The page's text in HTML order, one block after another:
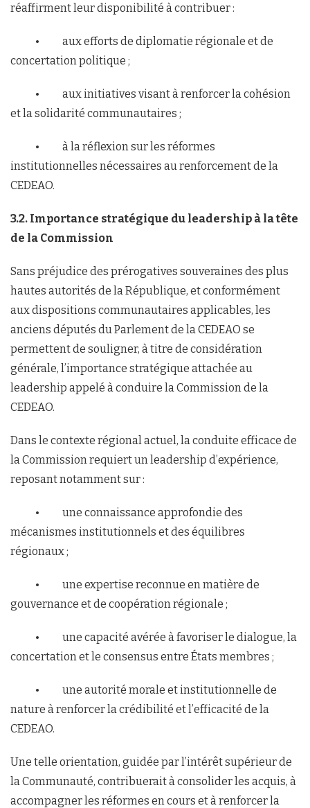
réaffirment leur disponibilité à contribuer :
• aux efforts de diplomatie régionale et de
concertation politique ;
• aux initiatives visant à renforcer la cohésion
et la solidarité communautaires ;
• à la réflexion sur les réformes
institutionnelles nécessaires au renforcement de la
CEDEAO.
3.2. Importance stratégique du leadership à la tête
de la Commission
Sans préjudice des prérogatives souveraines des plus
hautes autorités de la République, et conformément
aux dispositions communautaires applicables, les
anciens députés du Parlement de la CEDEAO se
permettent de souligner, à titre de considération
générale, l’importance stratégique attachée au
leadership appelé à conduire la Commission de la
CEDEAO.
Dans le contexte régional actuel, la conduite efficace de
la Commission requiert un leadership d’expérience,
reposant notamment sur :
• une connaissance approfondie des
mécanismes institutionnels et des équilibres
régionaux ;
• une expertise reconnue en matière de
gouvernance et de coopération régionale ;
• une capacité avérée à favoriser le dialogue, la
concertation et le consensus entre États membres ;
• une autorité morale et institutionnelle de
nature à renforcer la crédibilité et l’efficacité de la
CEDEAO.
Une telle orientation, guidée par l’intérêt supérieur de
la Communauté, contribuerait à consolider les acquis, à
accompagner les réformes en cours et à renforcer la